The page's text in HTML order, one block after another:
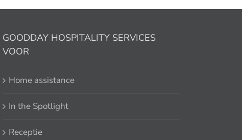
GOODDAY HOSPITALITY SERVICES
VOOR
Home assistance
In the Spotlight
Receptie